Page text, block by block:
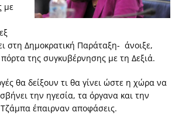
με
στη Δημοκρατική Παράταξη- άνοιξε,
της συγκυβέρνησης με τη Δεξιά.
θα δείξουν τι θα γίνει ώστε η χώρα να
την ηγεσία, τα όργανα και την
έπαιρναν αποφάσεις.